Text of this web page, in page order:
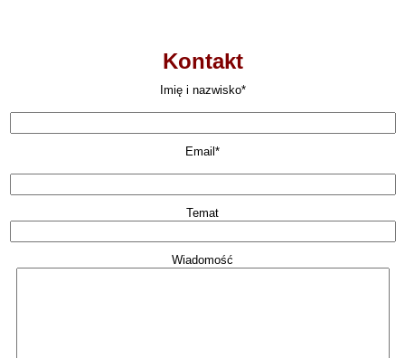
Kontakt
Imię i nazwisko*
Email*
Temat
Wiadomość